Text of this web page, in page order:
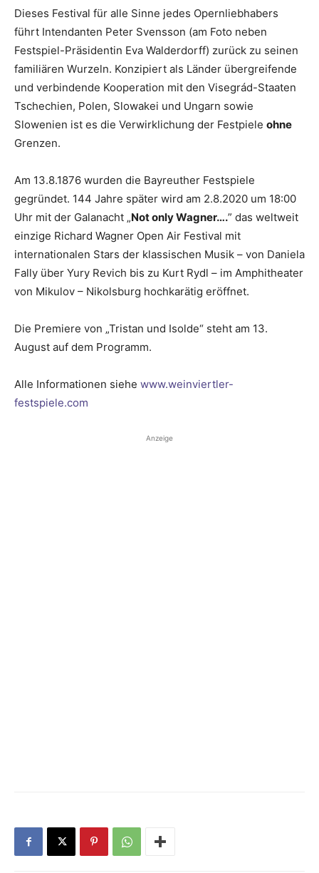
Dieses Festival für alle Sinne jedes Opernliebhabers
führt Intendanten Peter Svensson (am Foto neben
Festspiel-Präsidentin Eva Walderdorff) zurück zu seinen
familiären Wurzeln. Konzipiert als Länder übergreifende
und verbindende Kooperation mit den Visegrád-Staaten
Tschechien, Polen, Slowakei und Ungarn sowie
Slowenien ist es die Verwirklichung der Festpiele ohne
Grenzen.
Am 13.8.1876 wurden die Bayreuther Festspiele
gegründet. 144 Jahre später wird am 2.8.2020 um 18:00
Uhr mit der Galanacht „Not only Wagner….” das weltweit
einzige Richard Wagner Open Air Festival mit
internationalen Stars der klassischen Musik – von Daniela
Fally über Yury Revich bis zu Kurt Rydl – im Amphitheater
von Mikulov – Nikolsburg hochkarätig eröffnet.
Die Premiere von „Tristan und Isolde“ steht am 13.
August auf dem Programm.
Alle Informationen siehe www.weinviertler-
festspiele.com
Anzeige